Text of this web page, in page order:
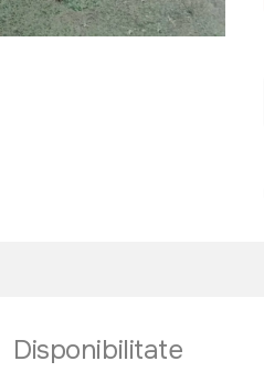
Disponibilitate